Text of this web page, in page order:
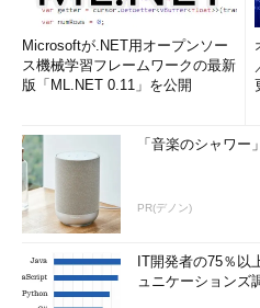
Microsoftが.NET用オープンソー
ス機械学習フレームワークの最新
版「ML.NET 0.11」を公開
「音楽のシャワー
PR(デノン)
IT開発者の75％以
ュニケーションズ